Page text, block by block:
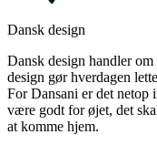
Dansk design
Dansk design handler
design gør hverdagen
For Dansani er det netop
være godt for øjet, det
at komme hjem.